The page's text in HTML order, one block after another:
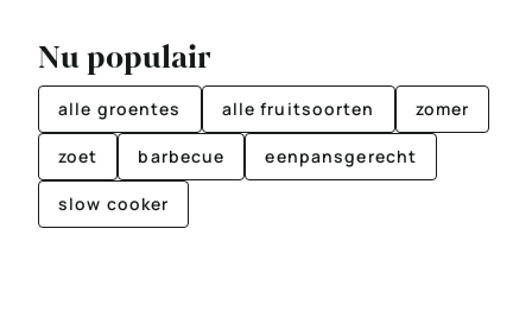
Nu populair
alle groentes alle fruitsoorten zomer
zoet barbecue eenpansgerecht
slow cooker